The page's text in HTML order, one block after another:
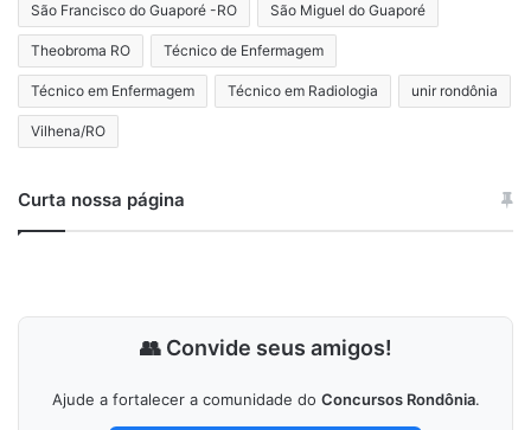
São Francisco do Guaporé -RO São Miguel do Guaporé
Theobroma RO Técnico de Enfermagem
Técnico em Enfermagem Técnico em Radiologia unir rondônia
Vilhena/RO
Curta nossa página
👥 Convide seus amigos!
Ajude a fortalecer a comunidade do Concursos Rondônia.